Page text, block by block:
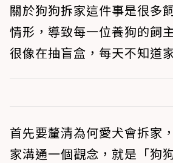
關於狗狗拆家這件事是很多
情形，導致每一位養狗的飼
很像在抽盲盒，每天不知道
首先要釐清為何愛犬會拆家
家溝通一個觀念，就是「狗